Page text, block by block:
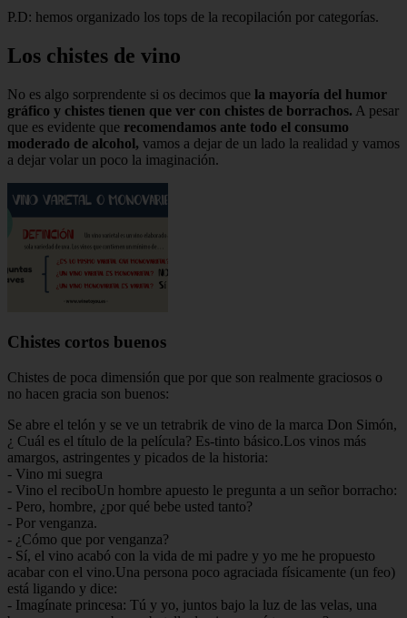
P.D: hemos organizado los tops de la recopilación por categorías.
Los chistes de vino
No es algo sorprendente si os decimos que la mayoría del humor
gráfico y chistes tienen que ver con chistes de borrachos. A pesar
que es evidente que recomendamos ante todo el consumo
moderado de alcohol, vamos a dejar de un lado la realidad y vamos
a dejar volar un poco la imaginación.
Chistes cortos buenos
Chistes de poca dimensión que por que son realmente graciosos o
no hacen gracia son buenos:
Se abre el telón y se ve un tetrabrik de vino de la marca Don Simón,
¿ Cuál es el título de la película? Es-tinto básico.Los vinos más
amargos, astringentes y picados de la historia:
- Vino mi suegra
- Vino el reciboUn hombre apuesto le pregunta a un señor borracho:
- Pero, hombre, ¿por qué bebe usted tanto?
- Por venganza.
- ¿Cómo que por venganza?
- Sí, el vino acabó con la vida de mi padre y yo me he propuesto
acabar con el vino.Una persona poco agraciada físicamente (un feo)
está ligando y dice:
- Imagínate princesa: Tú y yo, juntos bajo la luz de las velas, una